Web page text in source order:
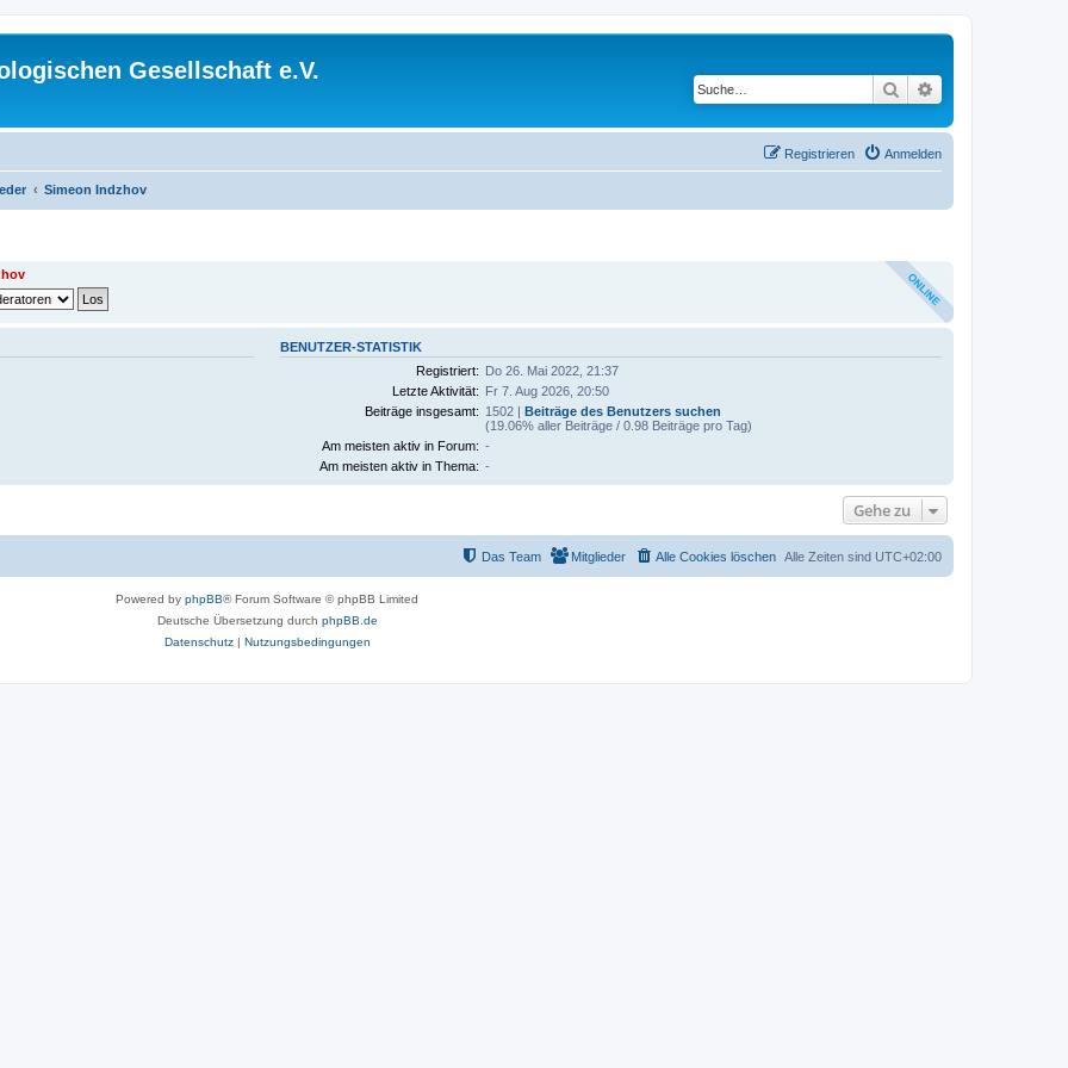
Gesellschaft e.V.
Suche
Anmelden
Registrieren
Simeon Indzhov
BENUTZER-STATISTIK
Registriert: Do 26. Mai 2022, 21:37
Letzte Aktivität: Fr 7. Aug 2026, 20:50
Beiträge insgesamt: 1502 | Beiträge des Benutzers suchen
(19.06% aller Beiträge / 0.98 Beiträge pro Tag)
Am meisten aktiv in Forum: -
Am meisten aktiv in Thema: -
Gehe zu
Alle Zeiten sind UTC+02:00
Alle Cookies löschen
Mitglieder
Das Team
Powered by phpBB® Forum Software © phpBB Limited
Deutsche Übersetzung durch phpBB.de
Datenschutz| Nutzungsbedingungen